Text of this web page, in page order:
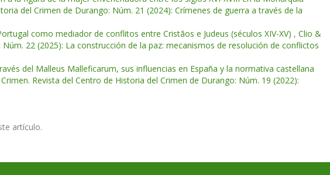
del Crimen de Durango: Núm. 21 (2024): Crímenes de guerra a través de la
como mediador de conflitos entre Cristãos e Judeus (séculos XIV-XV) , Clio &
22 (2025): La construcción de la paz: mecanismos de resolución de conflictos
del Malleus Malleficarum, sus influencias en España y la normativa castellana
Revista del Centro de Historia del Crimen de Durango: Núm. 19 (2022):
artículo.